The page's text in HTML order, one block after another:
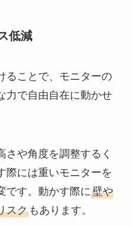
低減
ることで、モニターの
力で自由自在に動かせ
さや角度を調整するく
際には重いモニターを
です。動かす際に壁や
スクもあります。